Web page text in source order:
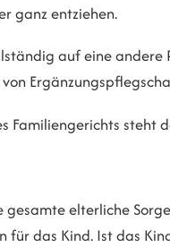
ganz entziehen.
auf eine
Familiengerichts steht
gesamte elterliche
für das Kind. Ist das